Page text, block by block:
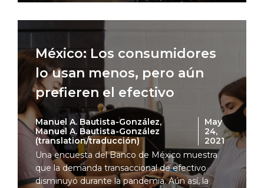
México: Los consumidores
lo usan menos, pero aún
prefieren el efectivo
Manuel A. Bautista-González,
Manuel A. Bautista-González
(translation/traducción)
May
24,
2021
Una encuesta del Banco de México muestra
que la demanda transaccional de efectivo
disminuyó durante la pandemia. Aún así, la